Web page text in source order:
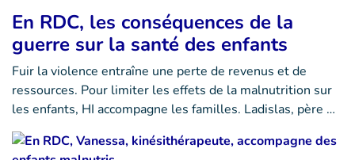
En RDC, les conséquences de la
guerre sur la santé des enfants
Fuir la violence entraîne une perte de revenus et de
ressources. Pour limiter les effets de la malnutrition sur
les enfants, HI accompagne les familles. Ladislas, père …